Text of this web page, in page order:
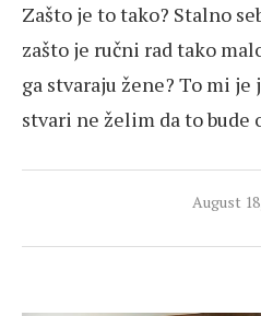
Zašto je to tako? Stalno
zašto je ručni rad tako
ga stvaraju žene? To mi je
stvari ne želim da to bude
August